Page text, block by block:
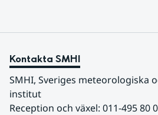
Kontakta SMHI
SMHI, Sveriges meteorologiska
institut
Reception och växel: 011-495 80